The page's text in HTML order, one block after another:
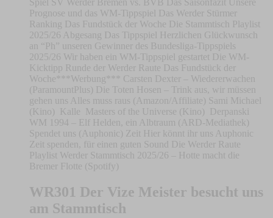
Spiel SV Werder Bremen vs. BVB Das Saisonfazit Unsere
Prognose und das WM-Tippspiel Das Werder Stürmer
Ranking Das Fundstück der Woche Die Stammtisch Playlist
2025/26 Abgesang Das Tippspiel Herzlichen Glückwunsch
an “Ph” unseren Gewinner des Bundesliga-Tippspiels
2025/26 Wir haben ein WM-Tippspiel gestartet Die WM-
Kicktipp Runde der Werder Raute Das Fundstück der
Woche***Werbung*** Carsten Dexter – Wiedererwachen
(ParamountPlus) Die Toten Hosen – Trink aus, wir müssen
gehen uns Alles muss raus (Amazon/Affiliate) Sami Michael
(Kino) Kalle Masters of the Universe (Kino) Derpanski
WM 1994 – Elf Helden, ein Albtraum (ARD-Mediathek)
Spendet uns (Auphonic) Zeit Hier könnt ihr uns Auphonic
Zeit spenden, für einen guten Sound Die Werder Raute
Playlist Werder Stammtisch 2025/26 – Hotte macht die
Bremer Flotte (Spotify)
WR301 Der Vize Meister besucht uns
am Stammtisch